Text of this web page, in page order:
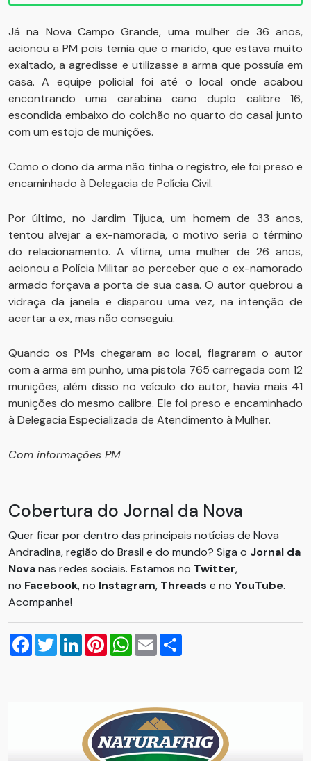
Já na Nova Campo Grande, uma mulher de 36 anos,
acionou a PM pois temia que o marido, que estava muito
exaltado, a agredisse e utilizasse a arma que possuía em
casa. A equipe policial foi até o local onde acabou
encontrando uma carabina cano duplo calibre 16,
escondida embaixo do colchão no quarto do casal junto
com um estojo de munições.
Como o dono da arma não tinha o registro, ele foi preso e
encaminhado à Delegacia de Polícia Civil.
Por último, no Jardim Tijuca, um homem de 33 anos,
tentou alvejar a ex-namorada, o motivo seria o término
do relacionamento. A vítima, uma mulher de 26 anos,
acionou a Polícia Militar ao perceber que o ex-namorado
armado forçava a porta de sua casa. O autor quebrou a
vidraça da janela e disparou uma vez, na intenção de
acertar a ex, mas não conseguiu.
Quando os PMs chegaram ao local, flagraram o autor
com a arma em punho, uma pistola 765 carregada com 12
munições, além disso no veículo do autor, havia mais 41
munições do mesmo calibre. Ele foi preso e encaminhado
à Delegacia Especializada de Atendimento à Mulher.
Com informações PM
Cobertura do Jornal da Nova
Quer ficar por dentro das principais notícias de Nova
Andradina, região do Brasil e do mundo? Siga o Jornal da
Novanas redes sociais. Estamos no Twitter,
no Facebook, no Instagram, Threads e no YouTube.
Acompanhe!
Facebook
TwitterLinkedInPinterestWhatsApp
Email